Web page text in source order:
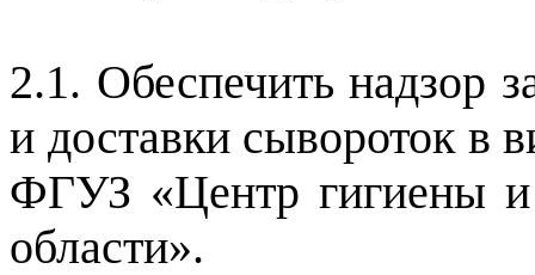
2.1. Обеспечить надзор
и доставки сывороток в
ФГУЗ «Центр гигиены и
области».